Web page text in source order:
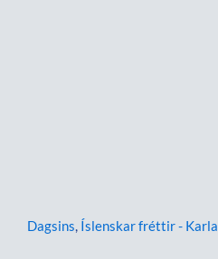
Dagsins, Íslenskar fréttir - Karla